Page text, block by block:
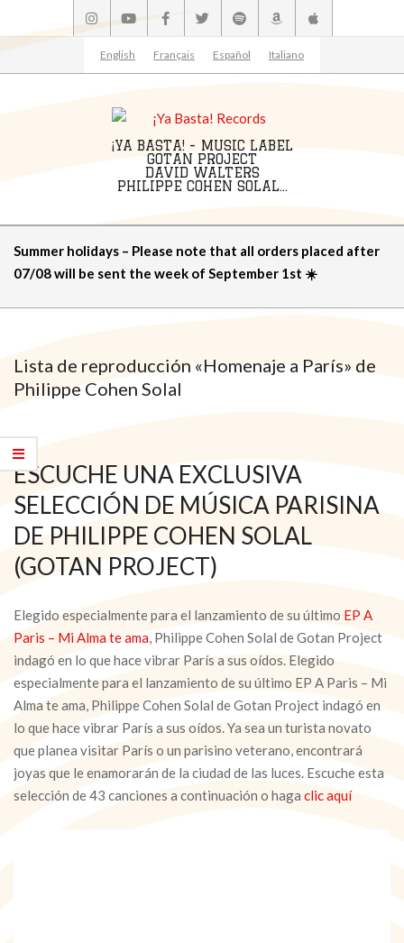
to
English Français Español Italiano
¡YA BASTA! - MUSIC LABEL
GOTAN PROJECT
DAVID WALTERS
PHILIPPE COHEN SOLAL...
Navigation
Menu
Summer holidays – Please note that all orders placed after
07/08 will be sent the week of September 1st ☀️
Lista de reproducción «Homenaje a París» de
Philippe Cohen Solal
ESCUCHE UNA EXCLUSIVA
SELECCIÓN DE MÚSICA PARISINA
DE PHILIPPE COHEN SOLAL
(GOTAN PROJECT)
Elegido especialmente para el lanzamiento de su último EP A
Paris – Mi Alma te ama, Philippe Cohen Solal de Gotan Project
indagó en lo que hace vibrar París a sus oídos. Elegido
especialmente para el lanzamiento de su último EP A Paris – Mi
Alma te ama, Philippe Cohen Solal de Gotan Project indagó en
lo que hace vibrar París a sus oídos. Ya sea un turista novato
que planea visitar París o un parisino veterano, encontrará
joyas que le enamorarán de la ciudad de las luces. Escuche esta
selección de 43 canciones a continuación o haga clic aquí